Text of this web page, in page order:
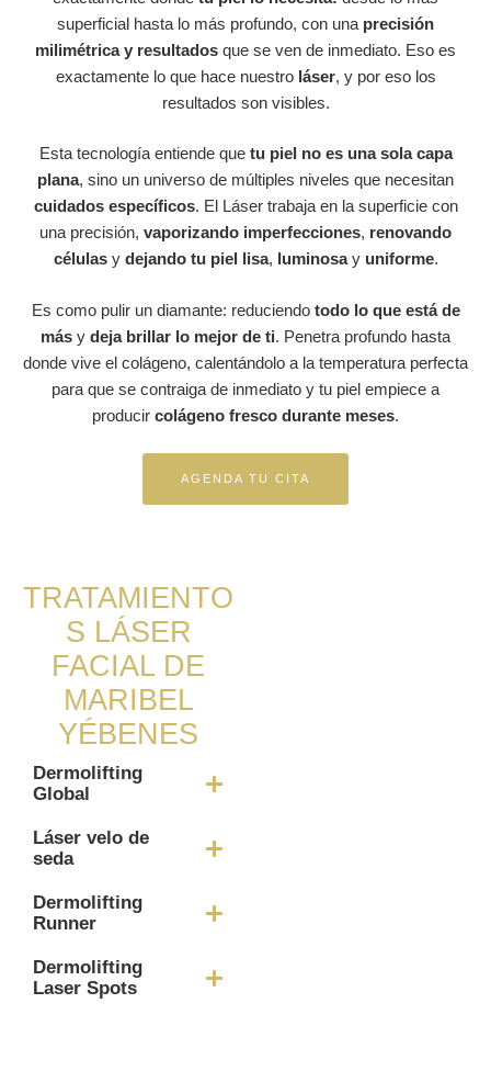
superficial hasta lo más profundo, con una precisión
milimétrica y resultados que se ven de inmediato. Eso es
exactamente lo que hace nuestro láser, y por eso los
resultados son visibles.
Esta tecnología entiende que tu piel no es una sola capa
plana, sino un universo de múltiples niveles que necesitan
cuidados específicos. El Láser trabaja en la superficie con
una precisión, vaporizando imperfecciones, renovando
célulasy dejando tu piel lisa, luminosay uniforme.
Es como pulir un diamante: reduciendotodo lo que está de
más y deja brillar lo mejor de ti. Penetra profundo hasta
donde vive el colágeno, calentándolo a la temperatura perfecta
para que se contraiga de inmediato y tu piel empiece a
producir colágeno fresco durante meses.
AGENDA TU CITA
TRATAMIENTO
S LÁSER
FACIAL DE
MARIBEL
YÉBENES
Dermolifting
Global
Láser velo de
seda
Dermolifting
Runner
Dermolifting
Laser Spots